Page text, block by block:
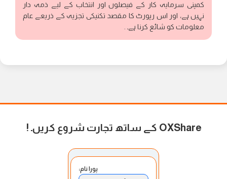
کمپنی سرمایہ کار کے فیصلوں اور انتخاب کے لیے ذمہ دار
نہیں ہے، اور اس رپورٹ کا مقصد تکنیکی تجزیہ کے ذریعے عام
معلومات کو شائع کرنا ہے۔ .
OXShare کے ساتھ تجارت شروع کریں۔ !
پورا نام: